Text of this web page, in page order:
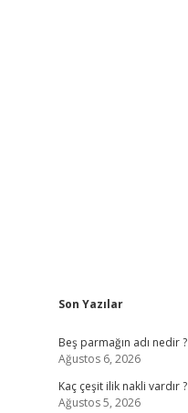
Sidebar
Son Yazılar
Beş parmağın adı nedir ?
Ağustos 6, 2026
Kaç çeşit ilik nakli vardır ?
Ağustos 5, 2026